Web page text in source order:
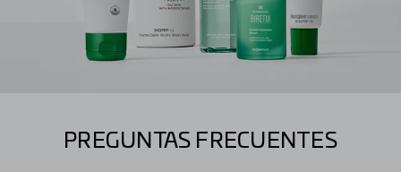
PREGUNTAS FRECUENTES